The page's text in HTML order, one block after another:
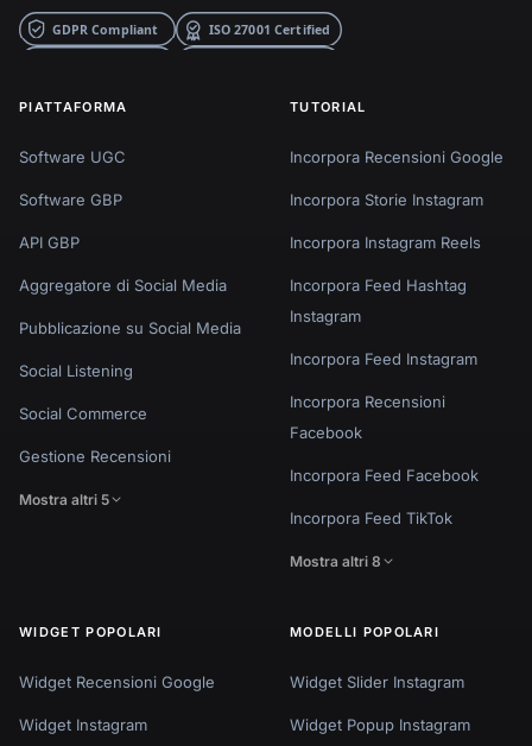
PIATTAFORMA
Software UGC
Software GBP
API GBP
Aggregatore di Social Media
Pubblicazione su Social Media
Social Listening
Social Commerce
Gestione Recensioni
Mostra altri 5
TUTORIAL
Incorpora Recensioni Google
Incorpora Storie Instagram
Incorpora Instagram Reels
Incorpora Feed Hashtag
Instagram
Incorpora Feed Instagram
Incorpora Recensioni
Facebook
Incorpora Feed Facebook
Incorpora Feed TikTok
Mostra altri 8
WIDGET POPOLARI
Widget Recensioni Google
Widget Instagram
MODELLI POPOLARI
Widget Slider Instagram
Widget Popup Instagram